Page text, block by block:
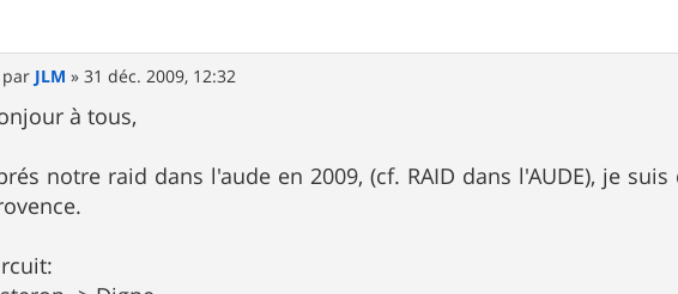
M
e
s
par JLM »31 déc. 2009, 12:32
à tous,
notre raid dans l'aude en 2009, (cf. RAID dans l'AUDE), je